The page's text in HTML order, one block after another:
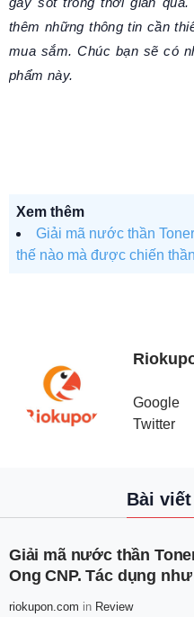
thêm những thông tin cần
mua sắm. Chúc bạn sẽ có
phẩm này.
Xem thêm
Giải mã nước thần
thế nào mà được chiến
Google
Twitter
Bài
Giải mã nước thần
Ong CNP. Tác dụng
riokupon.com in Review